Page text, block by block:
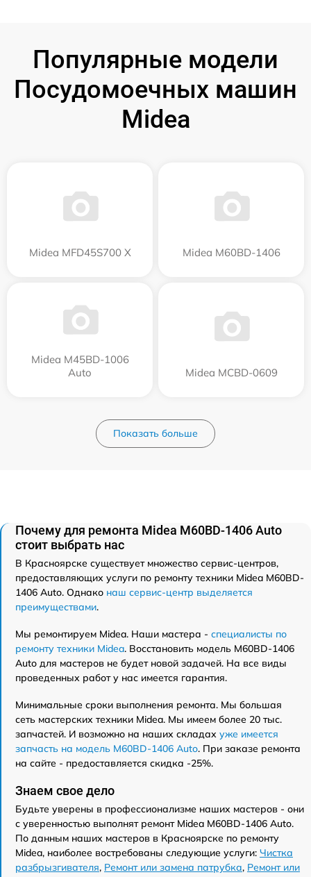
Популярные модели
Посудомоечных машин
Midea
Midea MFD45S700 X Midea M60BD-1406
Midea M45BD-1006
Auto
Midea MCBD-0609
Показать больше
Почему для ремонта Midea M60BD-1406 Auto
стоит выбрать нас
В Красноярске существует множество сервис-центров,
предоставляющих услуги по ремонту техники Midea M60BD-
1406 Auto. Однако наш сервис-центр выделяется
преимуществами.
Мы ремонтируем Midea. Наши мастера - специалисты по
ремонту техники Midea. Восстановить модель M60BD-1406
Auto для мастеров не будет новой задачей. На все виды
проведенных работ у нас имеется гарантия.
Минимальные сроки выполнения ремонта. Мы большая
сеть мастерских техники Midea. Мы имеем более 20 тыс.
запчастей. И возможно на наших складах уже имеется
запчасть на модель M60BD-1406 Auto. При заказе ремонта
на сайте - предоставляется скидка -25%.
Знаем свое дело
Будьте уверены в профессионализме наших мастеров - они
с уверенностью выполнят ремонт Midea M60BD-1406 Auto.
По данным наших мастеров в Красноярске по ремонту
Midea, наиболее востребованы следующие услуги: Чистка
разбрызгивателя, Ремонт или замена патрубка, Ремонт или